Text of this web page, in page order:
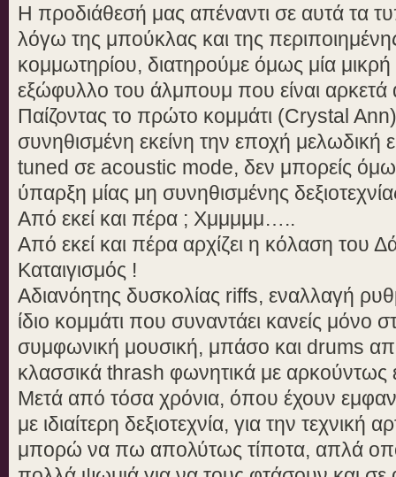
Η προδιάθεσή μας απέναντι σε αυτά τα
λόγω της μπούκλας και της
κομμωτηρίου, διατηρούμε όμως μία
εξώφυλλο του άλμπουμ που είναι αρκετά
Παίζοντας το πρώτο κομμάτι (Crystal
συνηθισμένη εκείνη την εποχή μελωδική
tuned σε acoustic mode, δεν μπορείς
ύπαρξη μίας μη συνηθισμένης
Από εκεί και πέρα ; Χμμμμμ…..
Από εκεί και πέρα αρχίζει η κόλαση του
Καταιγισμός !
Αδιανόητης δυσκολίας riffs, εναλλαγή
ίδιο κομμάτι που συναντάει κανείς μόνο
συμφωνική μουσική, μπάσο και drums
κλασσικά thrash φωνητικά με αρκούντως
Μετά από τόσα χρόνια, όπου έχουν
με ιδιαίτερη δεξιοτεχνία, για την
μπορώ να πω απολύτως τίποτα, απλά